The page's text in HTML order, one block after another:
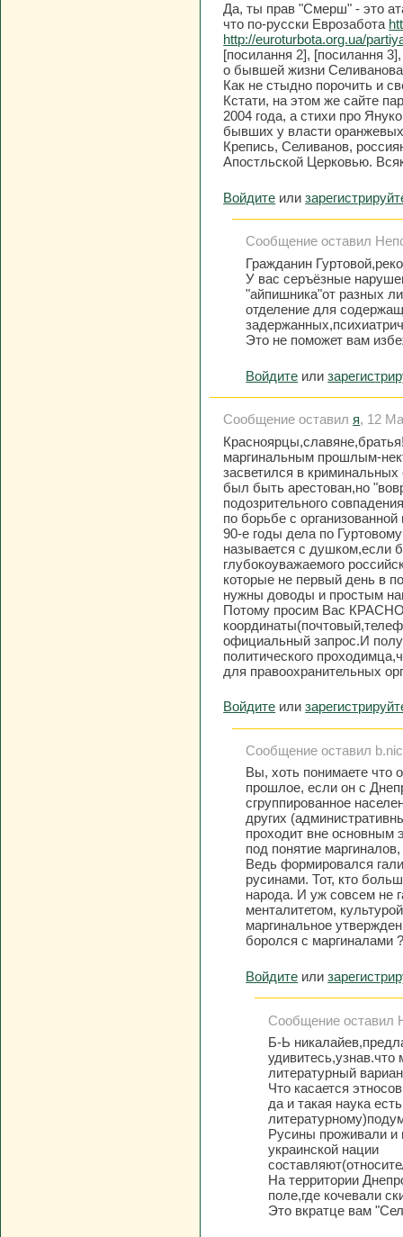
Да, ты прав "Смерш" - это
что по-русски Еврозабота
http://euroturbota.org.ua/
[посилання 2], [посилання
о бывшей жизни
Как не стыдно порочить и
Кстати, на этом же сайте
2004 года, а стихи про
бывших у власти
Крепись, Селиванов,
Апостльской Церковью.
Войдите или
Сообщение оставил
Гражданин
У вас серъёзные
"айпишника"от разных
отделение для
Это не поможет вам
Войдите или
Сообщение оставиля, 12
маргинальным прошлым-
засветился в
был быть арестован,но
подозрительного
по борьбе с
90-е годы дела по
называется с душком,если
глубокоуважаемого
которые не первый день в
нужны доводы и простым
Потому просим Вас
официальный запрос.И
политического
для правоохранительных
Войдите или
Сообщение оставил
Вы, хоть понимаете что
прошлое, если он с
сгруппированное
других
проходит вне основным
под понятие
Ведь формировался
русинами. Тот, кто
народа. И уж совсем не
менталитетом,
маргинальное
боролся с маргиналами
Войдите или
Сообщение оставил
Б-Ь
удивитесь,узнав.что
литературный
Что касается
да и такая наука
Русины проживали и
украинской нации
На территории
поле,где кочевали
Это вкратце вам